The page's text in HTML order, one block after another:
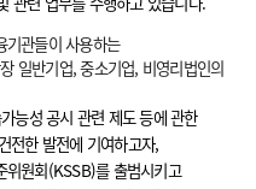
관련 업무를 수행하고 있습니다.
기관들이 사용하는
일반기업, 중소기업, 비영리법인의
능성 공시 관련 제도 등에 관한
전한 발전에 기여하고자,
원회(KSSB)를 출범시키고